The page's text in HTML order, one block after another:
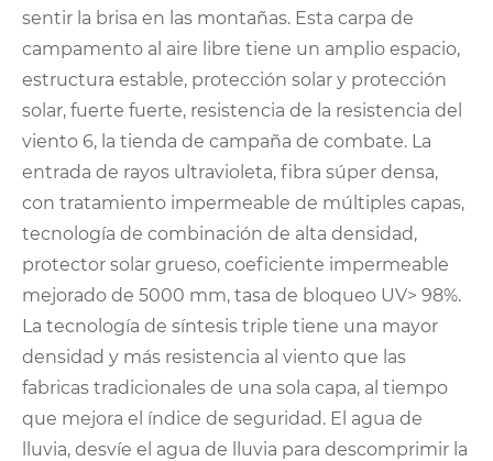
sentir la brisa en las montañas. Esta carpa de
campamento al aire libre tiene un amplio espacio,
estructura estable, protección solar y protección
solar, fuerte fuerte, resistencia de la resistencia del
viento 6, la tienda de campaña de combate. La
entrada de rayos ultravioleta, fibra súper densa,
con tratamiento impermeable de múltiples capas,
tecnología de combinación de alta densidad,
protector solar grueso, coeficiente impermeable
mejorado de 5000 mm, tasa de bloqueo UV> 98%.
La tecnología de síntesis triple tiene una mayor
densidad y más resistencia al viento que las
fabricas tradicionales de una sola capa, al tiempo
que mejora el índice de seguridad. El agua de
lluvia, desvíe el agua de lluvia para descomprimir la